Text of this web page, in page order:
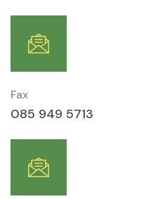
Fax
085 949 5713